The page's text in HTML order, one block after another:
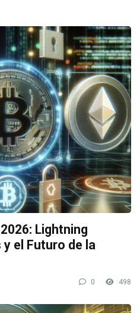
Lightning
el Futuro de la
0 498